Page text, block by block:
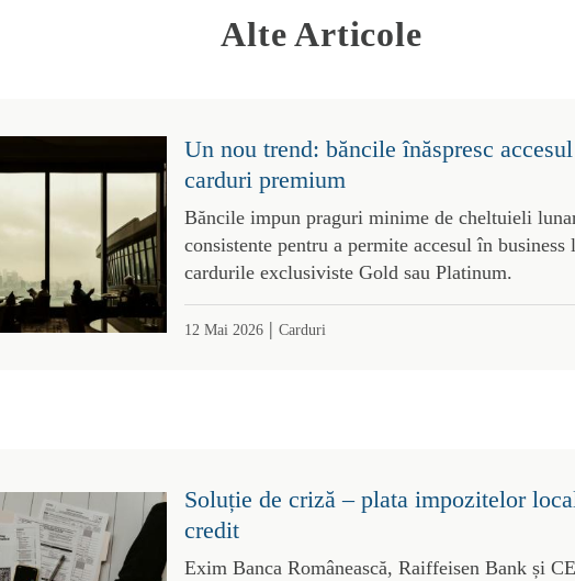
Alte Articole
Un nou trend: băncile înăspresc
carduri premium
Băncile impun praguri minime de cheltuieli
consistente pentru a permite accesul în business
cardurile exclusiviste Gold sau Platinum.
12 Mai 2026| Carduri
Soluție de criză – plata impozitelor
credit
Exim Banca Românească, Raiffeisen Bank și